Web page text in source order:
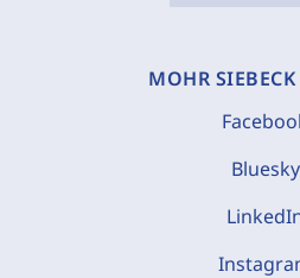
MOHR
Bluesky